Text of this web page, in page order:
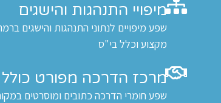
מיפויי התנהגות והישגים
שפע מיפויים לנתוני התנהגות והישגים
מקצוע וכלל בי"ס
מרכז הדרכה מפורט כולל
שפע חומרי הדרכה כתובים ומוסרטים